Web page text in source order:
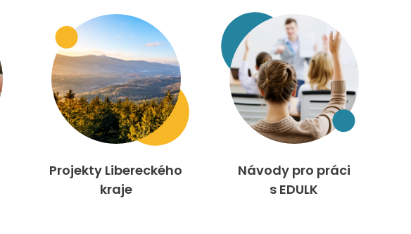
Projekty Libereckého
kraje
Návody pro práci
s EDULK